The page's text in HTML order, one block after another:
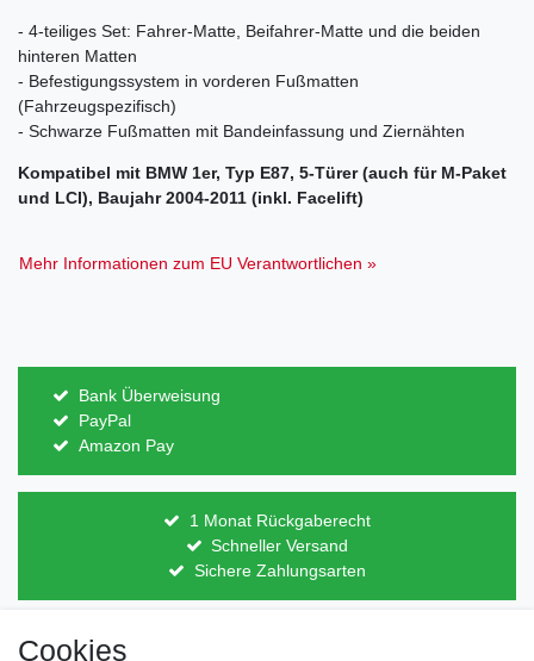
- 4-teiliges Set: Fahrer-Matte, Beifahrer-Matte und die beiden
hinteren Matten
- Befestigungssystem in vorderen Fußmatten
(Fahrzeugspezifisch)
- Schwarze Fußmatten mit Bandeinfassung und Ziernähten
Kompatibel mit BMW 1er, Typ E87, 5-Türer (auch für M-Paket
und LCI), Baujahr 2004-2011 (inkl. Facelift)
Mehr Informationen zum EU Verantwortlichen »
Bank Überweisung
PayPal
Amazon Pay
1 Monat Rückgaberecht
Schneller Versand
Sichere Zahlungsarten
Direkt vom Hersteller
Cookies